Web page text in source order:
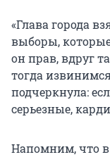
«Глава города
выборы,
он прав, вдруг
тогда
подчеркнула:
серьезные,
Напомним, что